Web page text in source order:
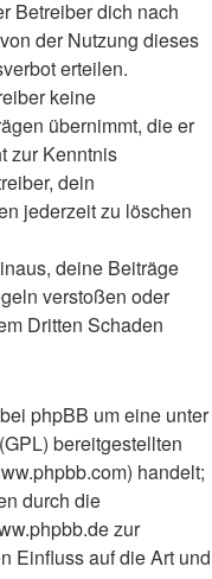
Betreiber dich nach
der Nutzung dieses
erteilen.
keine
übernimmt, die er
zur Kenntnis
dein
jederzeit zu löschen
deine Beiträge
verstoßen oder
Dritten Schaden
phpBB um eine unter
bereitgestellten
handelt;
durch die
zur
Einfluss auf die Art und